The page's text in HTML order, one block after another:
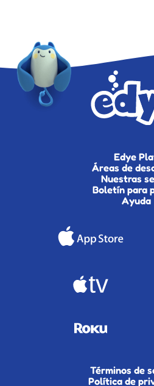
Edye
Áreas de
Nuestras
Boletín para
Ayuda
Términos de
Política de